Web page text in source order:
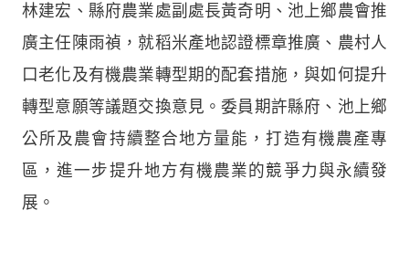
林建宏、縣府農業處副處長黃奇明、池上鄉農會推
廣主任陳雨禎，就稻米產地認證標章推廣、農村人
口老化及有機農業轉型期的配套措施，與如何提升
轉型意願等議題交換意見。委員期許縣府、池上鄉
公所及農會持續整合地方量能，打造有機農產專
區，進一步提升地方有機農業的競爭力與永續發
展。